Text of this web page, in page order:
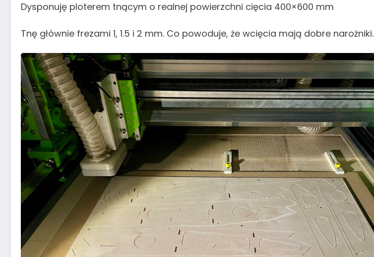
Dysponuję ploterem tnącym o realnej powierzchni cięcia 400×600 mm
Tnę głównie frezami 1, 1.5 i 2 mm. Co powoduje, że wcięcia mają dobre narożniki.